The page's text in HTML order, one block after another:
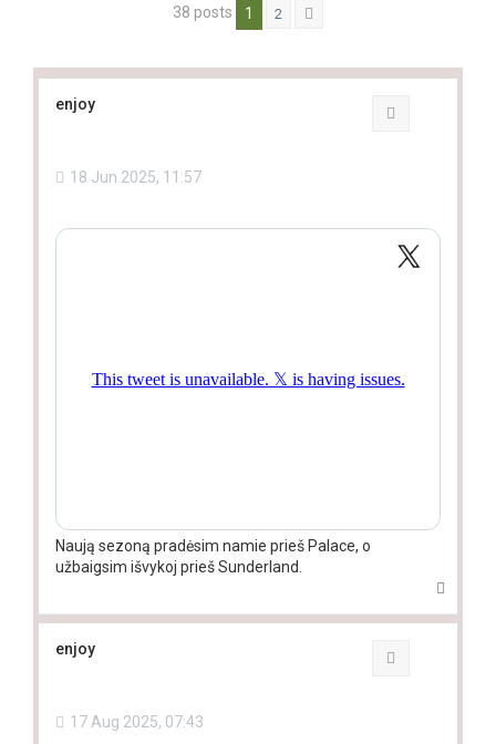
38 posts 1 2
enjoy
18 Jun 2025, 11:57
Naują sezoną pradėsim namie prieš Palace, o
užbaigsim išvykoj prieš Sunderland.
p
enjoy
17 Aug 2025, 07:43